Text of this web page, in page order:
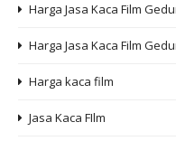
Harga Jasa Kaca Film
Harga Jasa Kaca Film
Harga kaca film
Jasa Kaca FIlm